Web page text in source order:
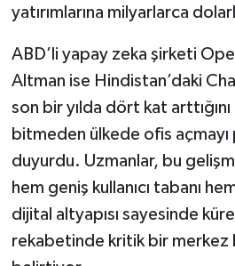
yatırımlarına milyarlarca
ABD’li yapay zeka şirketi
Altman ise Hindistan’daki
son bir yılda dört kat
bitmeden ülkede ofis açmayı
duyurdu. Uzmanlar, bu
hem geniş kullanıcı tabanı
dijital altyapısı sayesinde
rekabetinde kritik bir merkez